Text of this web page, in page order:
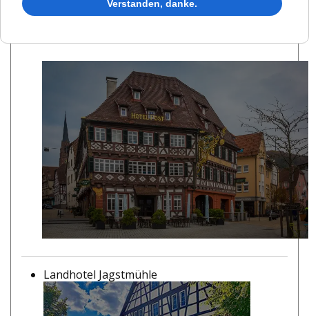
GOTTFRIED PATTERMANN
HOTEL-VERWALTUNG
01. JANUAR 2000
ZUGRIFFE: 294
Landhotel Jagstmühle